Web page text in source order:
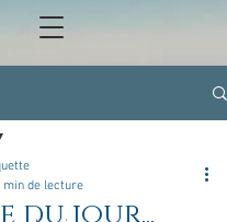
min de lecture